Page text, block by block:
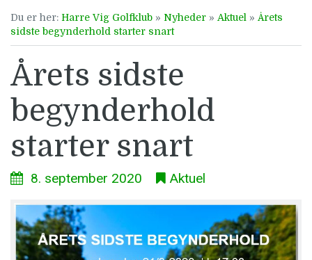
Du er her: Harre Vig Golfklub » Nyheder » Aktuel » Årets
sidste begynderhold starter snart
Årets sidste
begynderhold
starter snart
8. september 2020 Aktuel